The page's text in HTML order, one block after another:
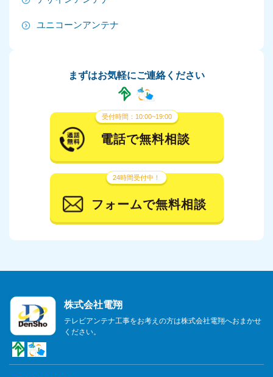
2024年6月
2024年5月
2024年3月
2024年1月
2023年12月
2023年11月
2023年10月
2023年6月
2023年5月
ユニコーンアンテナ
まずはお気軽にご連絡ください
受付時間：10:00~19:00
電話で無料相談
24時間受付中！
フォームで無料相談
株式会社電翔
テレビアンテナ工事をお考えの方は株式会社電翔へおまかせ
ください。